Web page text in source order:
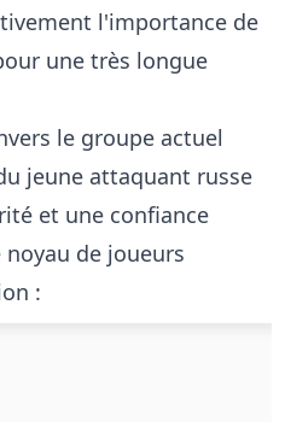
l'importance de
une très longue
le groupe actuel
jeune attaquant russe
et une confiance
de joueurs
: